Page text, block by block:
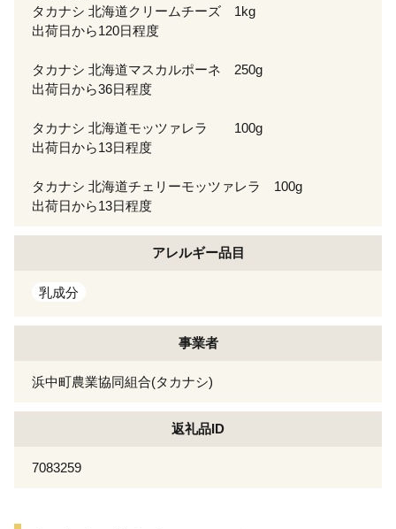
タカナシ 北海道クリームチーズ 1kg
出荷日から120日程度
タカナシ 北海道マスカルポーネ 250g
出荷日から36日程度
タカナシ 北海道モッツァレラ 100g
出荷日から13日程度
タカナシ 北海道チェリーモッツァレラ 100g
出荷日から13日程度
アレルギー品目
乳成分
事業者
浜中町農業協同組合(タカナシ)
返礼品ID
7083259